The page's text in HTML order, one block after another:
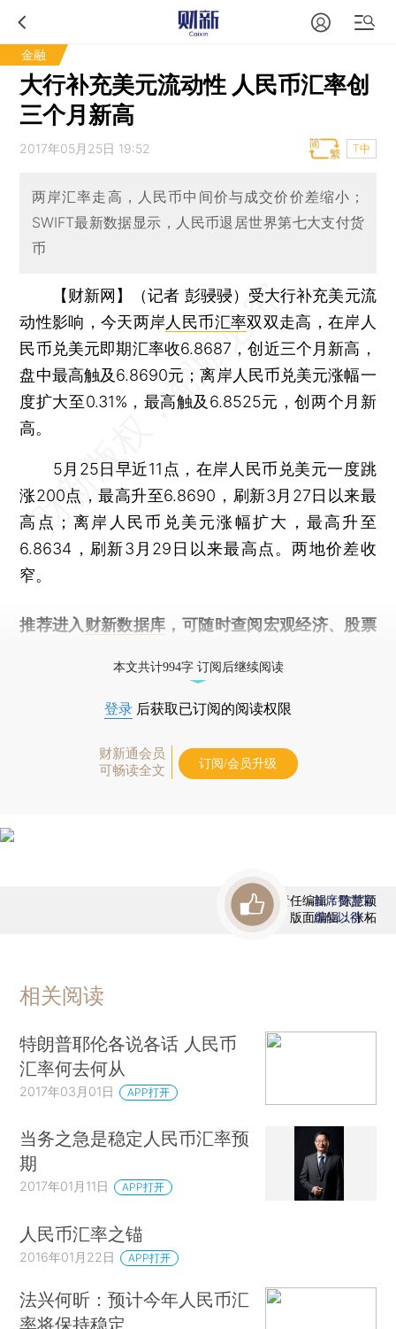
金融
大行补充美元流动性 人民币汇率创
三个月新高
2017年05月25日 19:52 T中
两岸汇率走高，人民币中间价与成交价价差缩小；
SWIFT最新数据显示，人民币退居世界第七大支付货
币
【财新网】（记者 彭骎骎） 受大行补充美元流
动性影响，今天两岸 人民币汇率双双走高，在岸人
民币兑美元即期汇率收6.8687，创近三个月新高，
盘中最高触及6.8690元；离岸人民币兑美元涨幅一
度扩大至0.31%，最高触及6.8525元，创两个月新
高。
5月25日早近11点，在岸人民币兑美元一度跳
涨200点，最高升至6.8690，刷新3月27日以来最
高点；离岸人民币兑美元涨幅扩大，最高升至
6.8634，刷新3月29日以来最高点。两地价差收
窄。
推荐进入 财新数据库 ，可随时查阅宏观经济、股票
本文共计994字 订阅后继续阅读
登录 后获取已订阅的阅读权限
财新通会员
可畅读全文
订阅/会员升级
责任编辑：陈慧颖
版面编辑：张柘
首席赞赏官
虚位以待
相关阅读
特朗普耶伦各说各话 人民币
汇率何去何从
2017年03月01日 APP打开
当务之急是稳定人民币汇率预
期
2017年01月11日 APP打开
人民币汇率之锚
2016年01月22日 APP打开
法兴何昕：预计今年人民币汇
率将保持稳定